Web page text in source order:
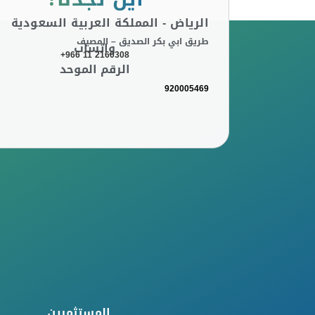
الرياض - المملكة العربية السعودية
طريق ابي بكر الصديق – المصيف
واتساب
+966 11 2160308
الرقم الموحد
920005469